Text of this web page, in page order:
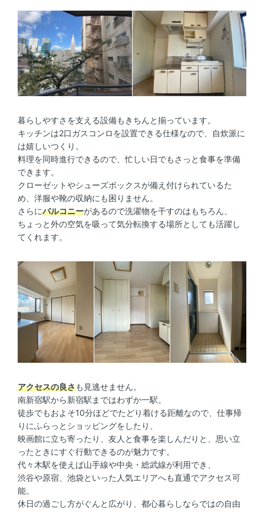
暮らしやすさを支える設備もきちんと揃っています。
キッチンは2口ガスコンロを設置できる仕様なので、自炊派に
は嬉しいつくり。
料理を同時進行できるので、忙しい日でもさっと食事を準備
できます。
クローゼットやシューズボックスが備え付けられているた
め、洋服や靴の収納にも困りません。
さらにバルコニーがあるので洗濯物を干すのはもちろん、
ちょっと外の空気を吸って気分転換する場所としても活躍し
てくれます。
アクセスの良さも見逃せません。
南新宿駅から新宿駅まではわずか一駅。
徒歩でもおよそ10分ほどでたどり着ける距離なので、仕事帰
りにふらっとショッピングをしたり、
映画館に立ち寄ったり、友人と食事を楽しんだりと、思い立
ったときにすぐ行動できるのが魅力です。
代々木駅を使えば山手線や中央・総武線が利用でき、
渋谷や原宿、池袋といった人気エリアへも直通でアクセス可
能。
休日の過ごし方がぐんと広がり、都心暮らしならではの自由